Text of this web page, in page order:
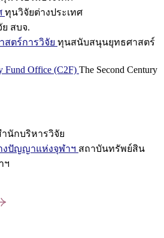
ทุนวิจัยต่างประเทศ
สบจ.
ตร์การวิจัย ทุนสนับสนุนยุทธศาสตร์
Fund Office (C2F) The Second Century
ำนักบริหารวิจัย
งปัญญาแห่งจุฬาฯ สถาบันทรัพย์สิน
ฯ